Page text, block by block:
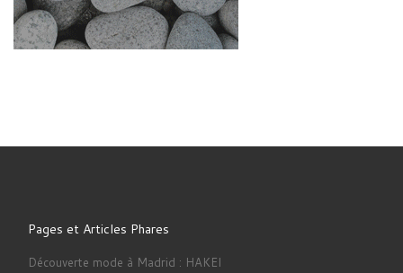
Pages et Articles Phares
Découverte mode à Madrid : HAKEI